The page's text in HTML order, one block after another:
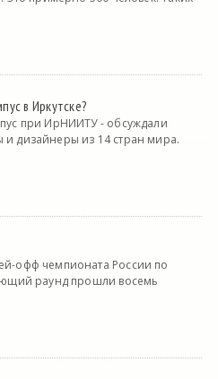
в Иркутске?
при ИрНИИТУ - обсуждали
и дизайнеры из 14 стран мира.
офф чемпионата России по
раунд прошли восемь